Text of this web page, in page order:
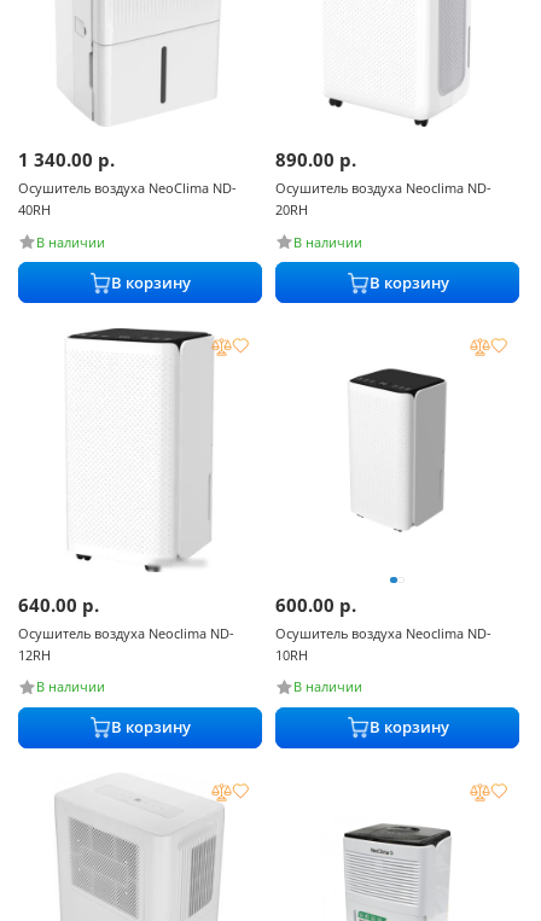
1 340.00 р.
Осушитель воздуха NeoClima ND-
40RH
В наличии
В корзину
890.00 р.
Осушитель воздуха Neoclima ND-
20RH
В наличии
В корзину
640.00 р.
Осушитель воздуха Neoclima ND-
12RH
В наличии
В корзину
600.00 р.
Осушитель воздуха Neoclima ND-
10RH
В наличии
В корзину